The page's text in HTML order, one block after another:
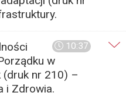
10:37
w
(druk nr 210) –
i Zdrowia.